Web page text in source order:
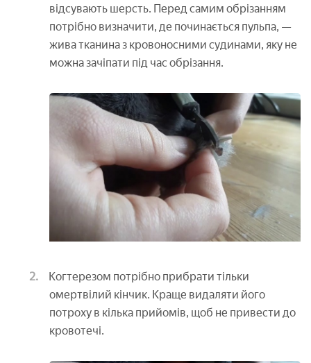
відсувають шерсть. Перед самим обрізанням
потрібно визначити, де починається пульпа, —
жива тканина з кровоносними судинами, яку не
можна зачіпати під час обрізання.
Когтерезом потрібно прибрати тільки
омертвілий кінчик. Краще видаляти його
потроху в кілька прийомів, щоб не привести до
кровотечі.